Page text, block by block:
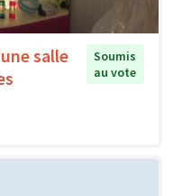
salle
Soumis
au vote